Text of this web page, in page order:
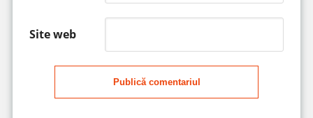
Site web
Publică comentariul